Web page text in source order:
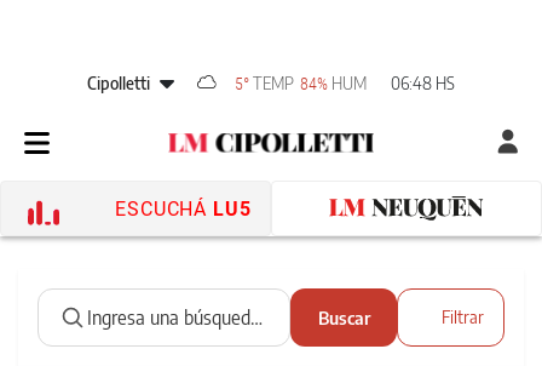
Cipolletti 5°TEMP 84% HUM 06:48 HS
ESCUCHÁ LU5
Buscar Filtrar